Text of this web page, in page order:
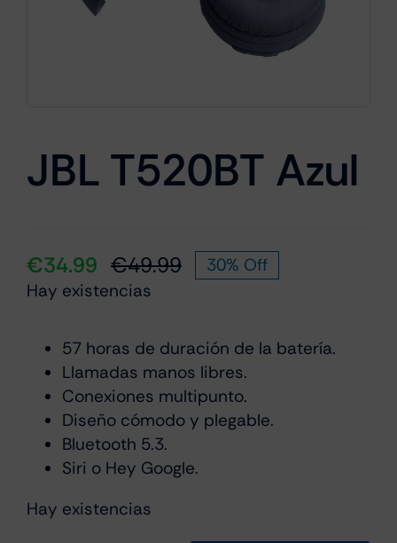
JBL T520BT Azul
€49.99El
era:
€49.99.
€34.99
El
es:
€34.99.
30% Off
Hay existencias
57 horas de duración de la batería.
Llamadas manos libres.
Conexiones multipunto.
Diseño cómodo y plegable.
Bluetooth 5.3.
Siri o Hey Google.
Hay existencias